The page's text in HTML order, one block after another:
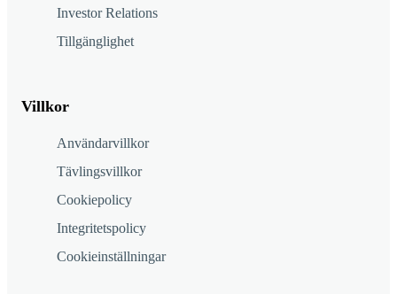
Investor Relations
Tillgänglighet
Villkor
Användarvillkor
Tävlingsvillkor
Cookiepolicy
Integritetspolicy
Cookieinställningar